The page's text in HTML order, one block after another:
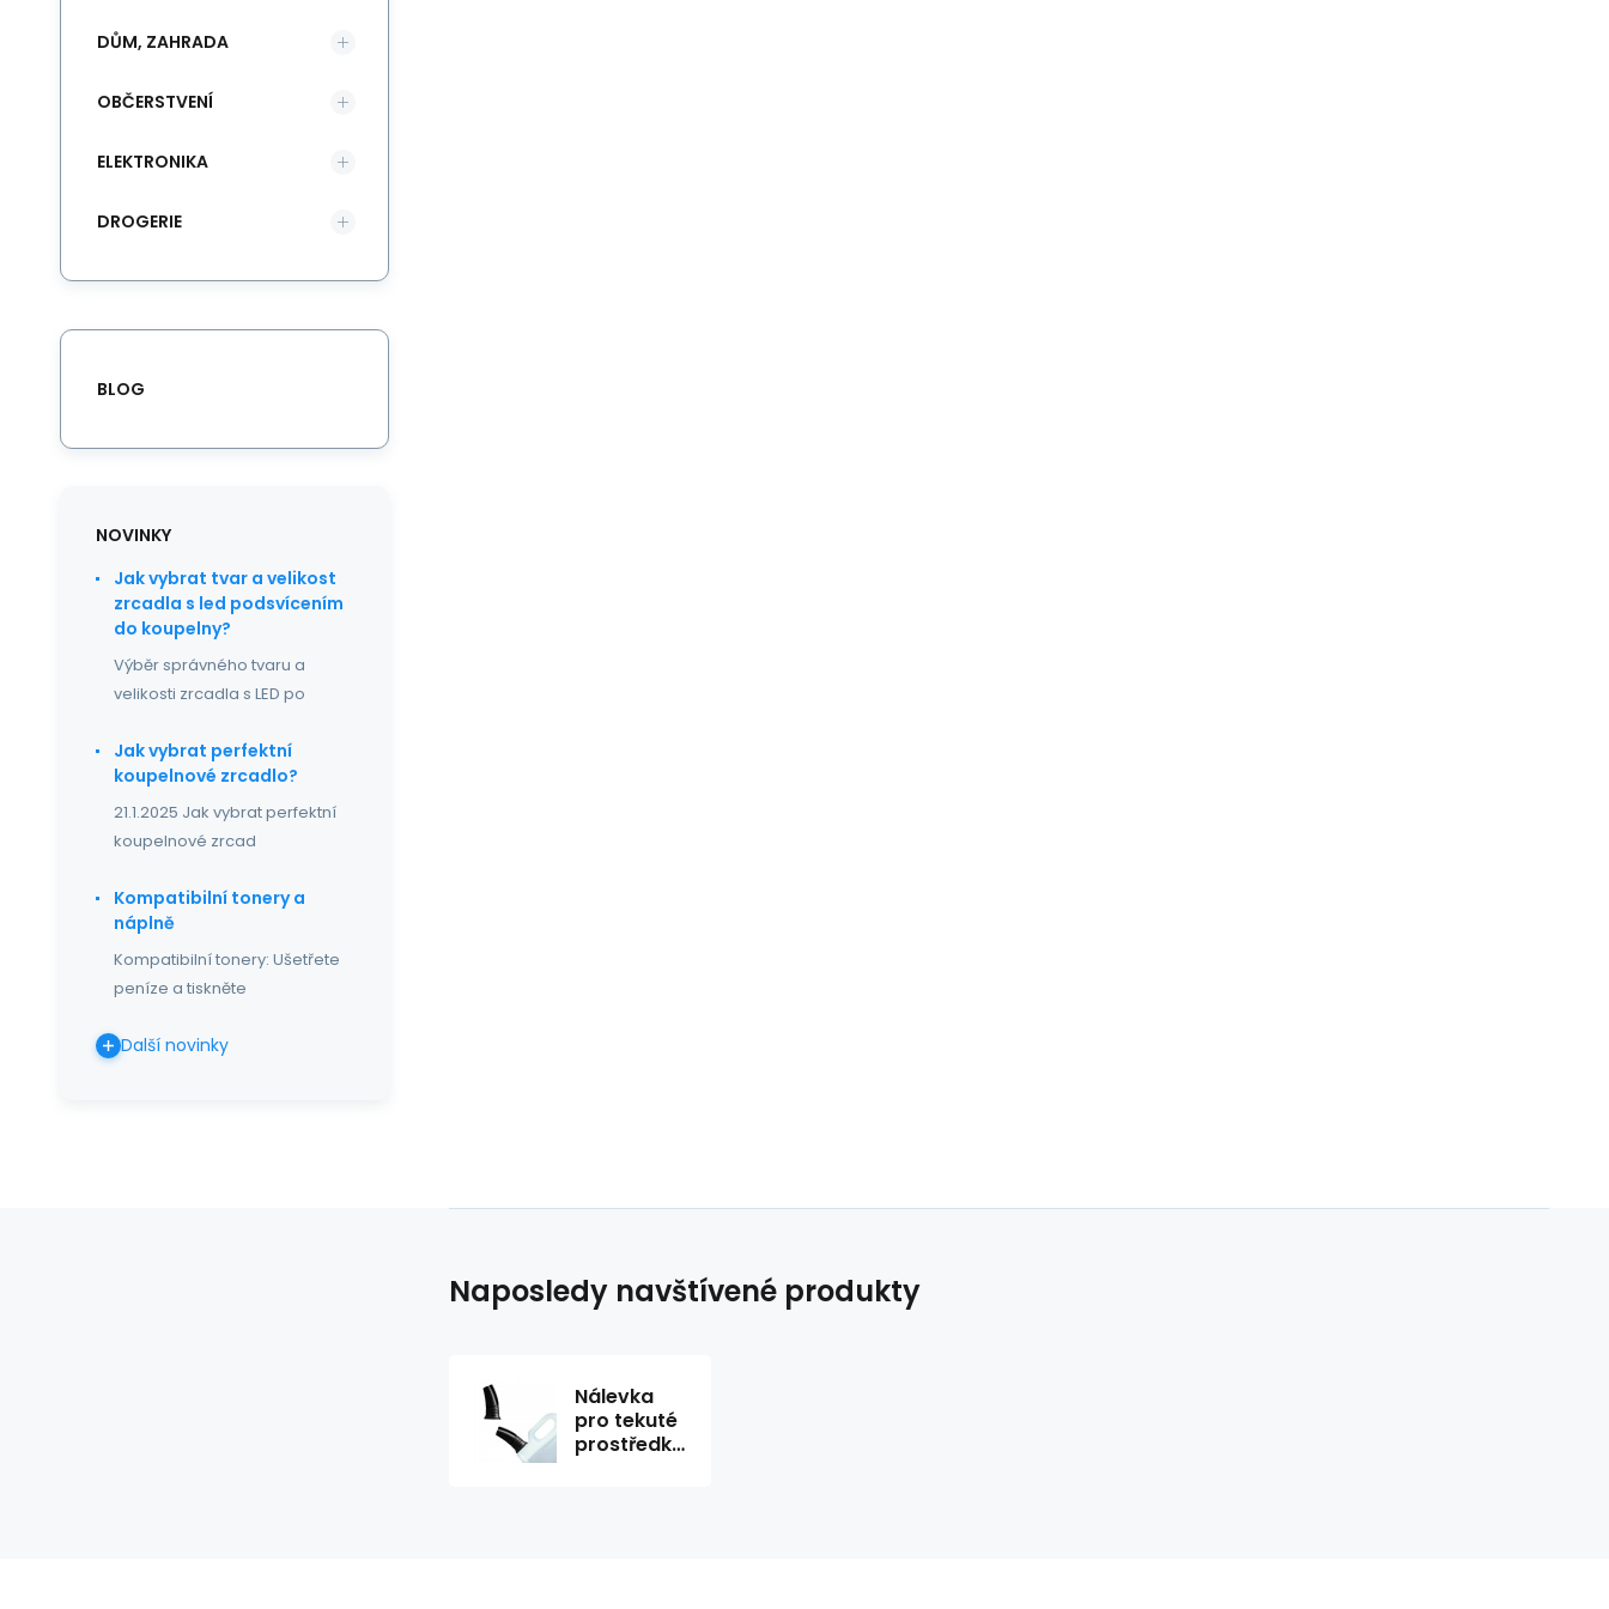
DŮM, ZAHRADA
OBČERSTVENÍ
ELEKTRONIKA
DROGERIE
BLOG
NOVINKY
Jak vybrat tvar a velikost
zrcadla s led podsvícením
do koupelny?
Výběr správného tvaru a
velikosti zrcadla s LED po
Jak vybrat perfektní
koupelnové zrcadlo?
21.1.2025 Jak vybrat perfektní
koupelnové zrcad
Kompatibilní tonery a
náplně
Kompatibilní tonery: Ušetřete
peníze a tiskněte
Další novinky
Naposledy navštívené produkty
Nálevka
pro tekuté
prostředky